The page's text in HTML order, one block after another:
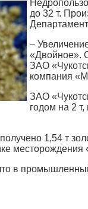
до 32 т.
–
«Двойное».
ЗАО
компания
ЗАО
годом на 2
1,54 т
месторождения
в